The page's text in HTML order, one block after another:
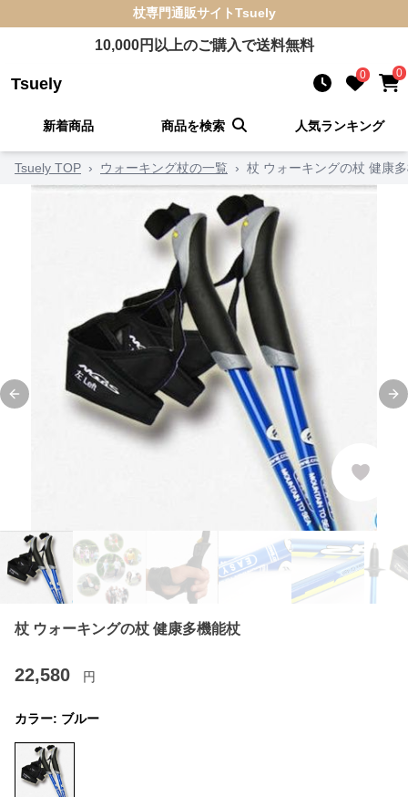
杖専門通販サイトTsuely
10,000円以上のご購入で送料無料
Tsuely 0 0
新着商品 商品を検索 人気ランキング
Tsuely TOP › ウォーキング杖の一覧 › 杖 ウォーキングの杖 健康
Previous slide
杖 ウォーキングの杖 健康多機能杖
22,580 円
カラー: ブルー